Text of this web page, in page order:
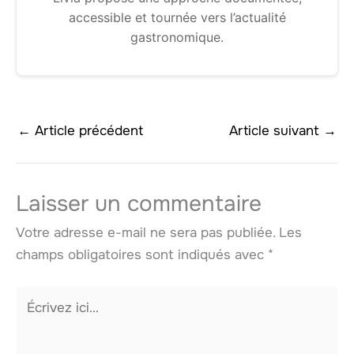
accessible et tournée vers l’actualité
gastronomique.
← Article précédent Article suivant →
Laisser un commentaire
Votre adresse e-mail ne sera pas publiée. Les
champs obligatoires sont indiqués avec *
Écrivez